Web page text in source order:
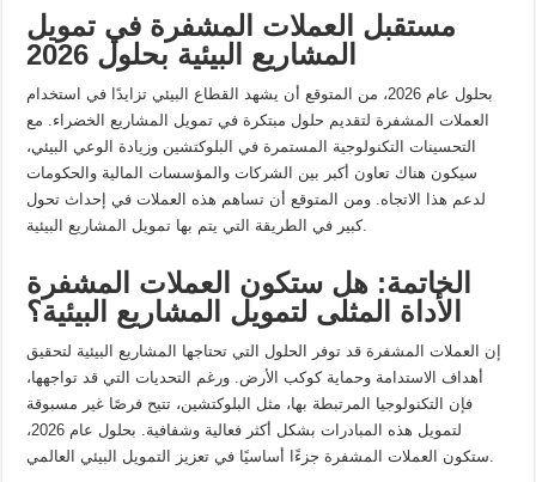
مستقبل العملات المشفرة في تمويل
المشاريع البيئية بحلول 2026
بحلول عام 2026، من المتوقع أن يشهد القطاع البيئي تزايدًا في استخدام
العملات المشفرة لتقديم حلول مبتكرة في تمويل المشاريع الخضراء. مع
التحسينات التكنولوجية المستمرة في البلوكتشين وزيادة الوعي البيئي،
سيكون هناك تعاون أكبر بين الشركات والمؤسسات المالية والحكومات
لدعم هذا الاتجاه. ومن المتوقع أن تساهم هذه العملات في إحداث تحول
كبير في الطريقة التي يتم بها تمويل المشاريع البيئية.
الخاتمة: هل ستكون العملات المشفرة
الأداة المثلى لتمويل المشاريع البيئية؟
إن العملات المشفرة قد توفر الحلول التي تحتاجها المشاريع البيئية لتحقيق
أهداف الاستدامة وحماية كوكب الأرض. ورغم التحديات التي قد تواجهها،
فإن التكنولوجيا المرتبطة بها، مثل البلوكتشين، تتيح فرصًا غير مسبوقة
لتمويل هذه المبادرات بشكل أكثر فعالية وشفافية. بحلول عام 2026،
ستكون العملات المشفرة جزءًا أساسيًا في تعزيز التمويل البيئي العالمي.